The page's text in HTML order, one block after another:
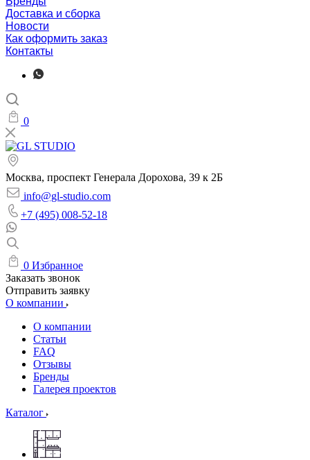
Доставка и сборка
Новости
Как оформить заказ
Контакты
0
Москва, проспект Генерала Дорохова, 39 к 2Б
info@gl-studio.com
+7 (495) 008-52-18
0 Избранное
Заказать звонок
Отправить заявку
О компании
О компании
Статьи
FAQ
Отзывы
Бренды
Галерея проектов
Каталог